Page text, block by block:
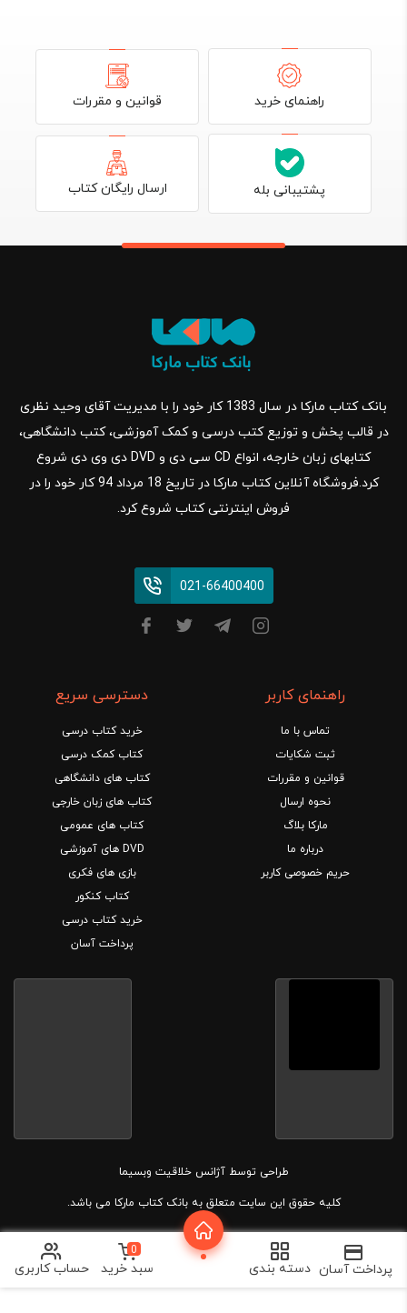
راهنمای خرید قوانین و مقررات
پشتیبانی بله ارسال رایگان کتاب
بانک کتاب مارکا در سال 1383 کار خود را با مدیریت آقای وحید نظری
در قالب پخش و توزیع کتب درسی و کمک آموزشی، کتب دانشگاهی،
کتابهای زبان خارجه، انواع CD سی دی و DVD دی وی دی شروع
کرد.فروشگاه آنلاین کتاب مارکا در تاریخ 18 مرداد 94 کار خود را در
فروش اینترنتی کتاب شروع کرد.
021-66400400
راهنمای کاربر
تماس با ما
ثبت شکایات
قوانین و مقررات
نحوه ارسال
مارکا بلاگ
درباره ما
حریم خصوصی کاربر
دسترسی سریع
خرید کتاب درسی
کتاب کمک درسی
کتاب های دانشگاهی
کتاب های زبان خارجی
کتاب های عمومی
DVD های آموزشی
بازی های فکری
کتاب کنکور
خرید کتاب درسی
پرداخت آسان
طراحی توسطآژانس خلاقیت وبسیما
کلیه حقوق این سایت متعلق به بانک کتاب مارکا می باشد.
پرداخت آسان دسته بندی
0
سبد خرید حساب کاربری